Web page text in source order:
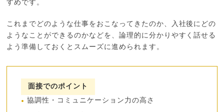
すめです。
これまでどのような仕事をおこなってきたのか、入社後にどの
ようなことができるのかなどを、論理的に分かりやすく話せる
よう準備しておくとスムーズに進められます。
面接でのポイント
協調性・コミュニケーション力の高さ